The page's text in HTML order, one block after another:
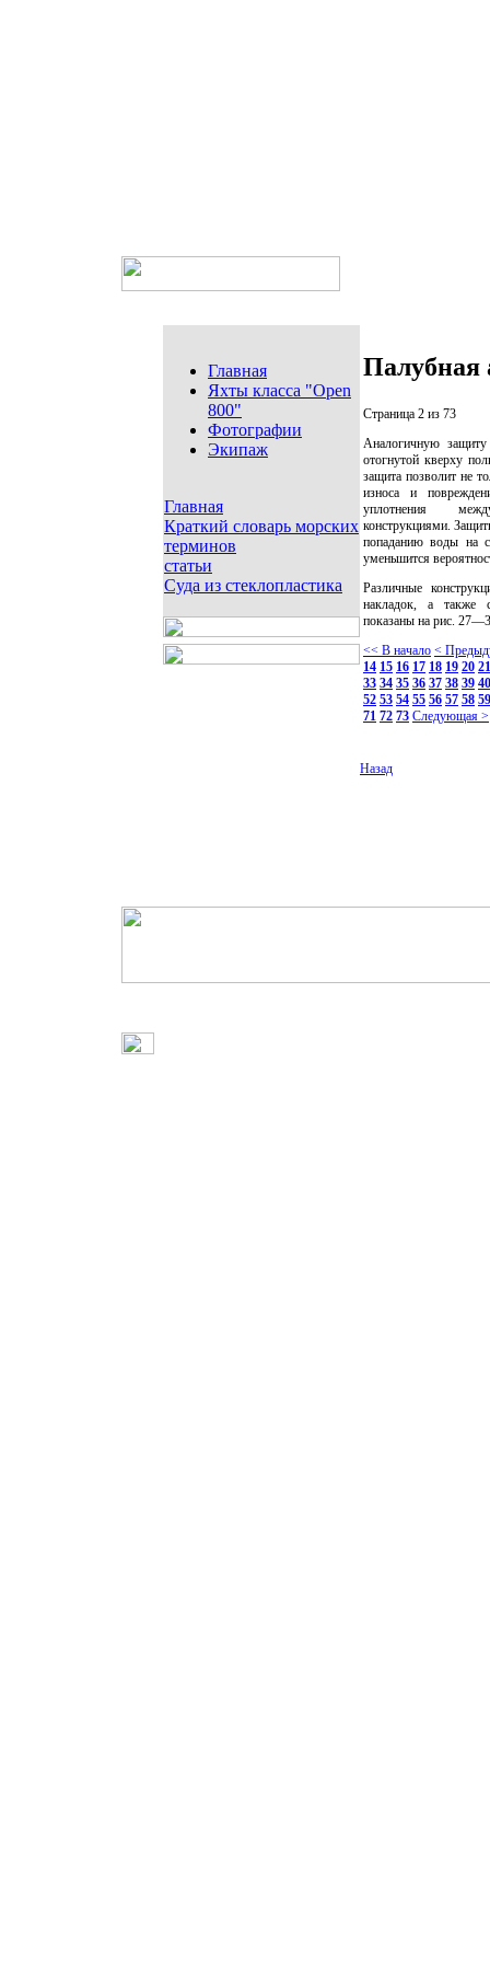
Главная
Яхты класса "Open
800"
Фотографии
Экипаж
Главная
Краткий словарь морских
терминов
статьи
Суда из стеклопластика
Палубная
Страница 2 из 73
Аналогичную
отогнутой кверху
защита позволит не
износа и
уплотнения
конструкциями.
попаданию воды на
уменьшится
Различные
накладок, а также
показаны на рис.
<< В начало <
14 15 16 17 18 19 20 21
33 34 35 36 37 38 39 40
52 53 54 55 56 57 58 59
71 72 73 Следующая >
Назад